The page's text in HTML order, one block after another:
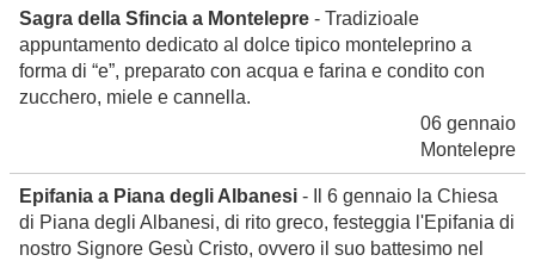
Sagra della Sfincia a Montelepre - Tradizioale
appuntamento dedicato al dolce tipico monteleprino a
forma di “e”, preparato con acqua e farina e condito con
zucchero, miele e cannella.
06 gennaio
Montelepre
Epifania a Piana degli Albanesi - Il 6 gennaio la Chiesa
di Piana degli Albanesi, di rito greco, festeggia l'Epifania di
nostro Signore Gesù Cristo, ovvero il suo battesimo nel